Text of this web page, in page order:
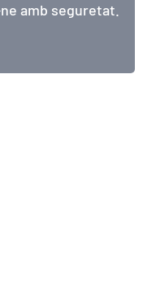
amb seguretat.